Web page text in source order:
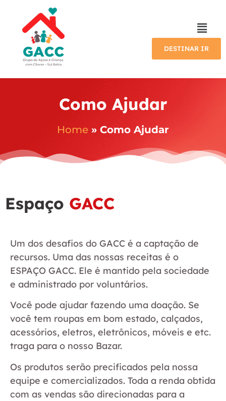
DESTINAR IR
Como Ajudar
Home » Como Ajudar
Espaço GACC
Um dos desafios do GACC é a captação de
recursos. Uma das nossas receitas é o
ESPAÇO GACC. Ele é mantido pela sociedade
e administrado por voluntários.
Você pode ajudar fazendo uma doação. Se
você tem roupas em bom estado, calçados,
acessórios, eletros, eletrônicos, móveis e etc.
traga para o nosso Bazar.
Os produtos serão precificados pela nossa
equipe e comercializados. Toda a renda obtida
com as vendas são direcionadas para a